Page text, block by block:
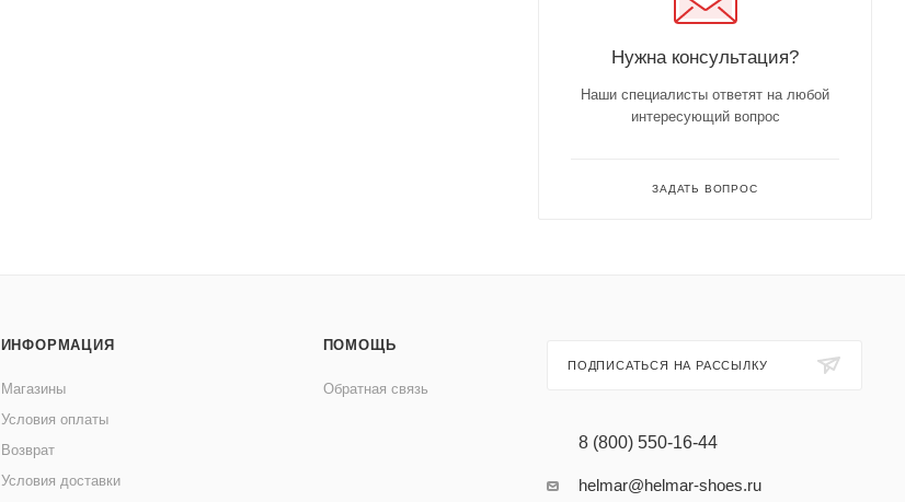
Нужна консультация?
Наши специалисты ответят на любой
интересующий вопрос
ЗАДАТЬ ВОПРОС
ИНФОРМАЦИЯ
Магазины
Условия оплаты
Возврат
Условия доставки
ПОМОЩЬ
Обратная связь
ПОДПИСАТЬСЯ НА РАССЫЛКУ
8 (800) 550-16-44
helmar@helmar-shoes.ru